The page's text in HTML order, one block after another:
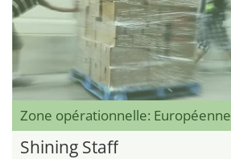
Zone opérationnelle: Européenne
Shining Staff